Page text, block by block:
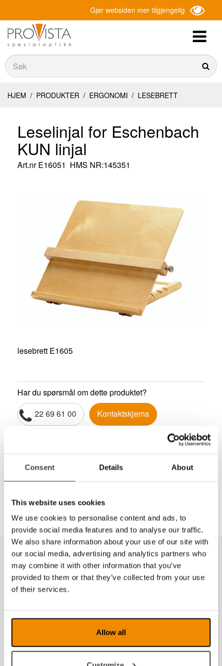
Consent Details About
This website uses cookies
We use cookies to personalise content and ads, to
provide social media features and to analyse our traffic.
We also share information about your use of our site with
our social media, advertising and analytics partners who
may combine it with other information that you’ve
provided to them or that they’ve collected from your use
of their services.
Allow all
Gjør websiden mer tilgjengelig
Søk
Søk
HJEM / PRODUKTER / ERGONOMI / LESEBRETT
Leselinjal for Eschenbach
KUN linjal
Art.nrE16051 HMS NR:145351
lesebrett E1605
Har du spørsmål om dette produktet?
22 69 61 00
Kontaktskjema
Del
Produkter fra samme kategori